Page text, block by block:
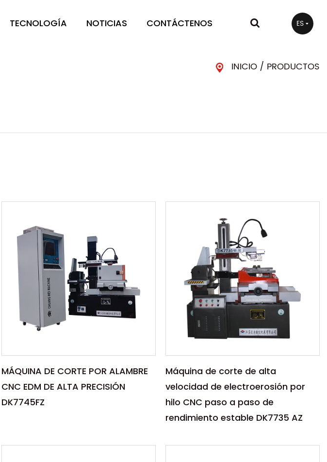
TECNOLOGÍA NOTICIAS CONTÁCTENOS ES
INICIO / PRODUCTOS
MÁQUINA DE CORTE POR ALAMBRE
CNC EDM DE ALTA PRECISIÓN
DK7745FZ
Máquina de corte de alta
velocidad de electroerosión por
hilo CNC paso a paso de
rendimiento estable DK7735 AZ